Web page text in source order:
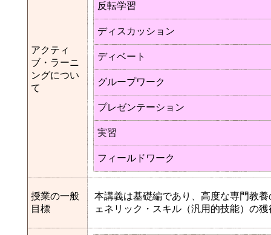
アクティ
ブ・ラーニ
ングについ
て
反転学習
ディスカッション
ディベート
グループワーク
プレゼンテーション
実習
フィールドワーク
授業の一般
目標
本講義は基礎編であり、高度な専門教
ェネリック・スキル（汎用的技能）の